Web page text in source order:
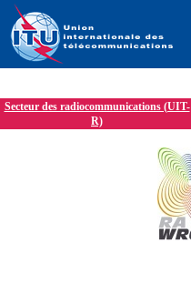
Secteur des radiocommunications (UIT-
R)